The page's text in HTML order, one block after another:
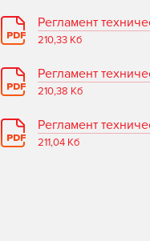
Регламент
210,33 Кб
Регламент
210,38 Кб
Регламент
211,04 Кб